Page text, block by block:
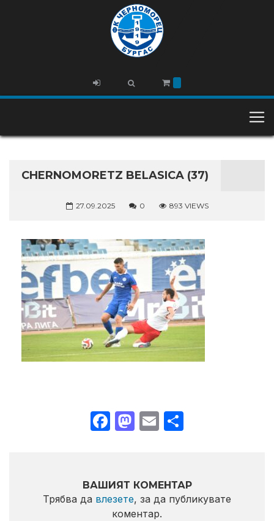
CHERNOMORETZ BELASICA (37)
27.09.2025 0 893 VIEWS
Facebook
Mastodon
Email
ВАШИЯТ КОМЕНТАР
Трябва да влезете, за да публикувате
коментар.